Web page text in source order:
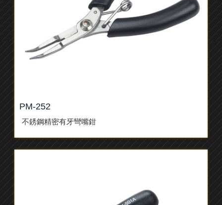
PM-252
不銹鋼精密有牙彎嘴鉗